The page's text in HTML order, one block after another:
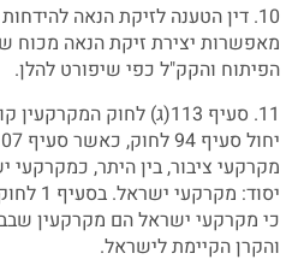
10. דין הטענה לזיקת הנאה
מאפשרות יצירת זיקת הנאה מכוח
הפיתוח והקק"ל כפי שיפורט להלן.
11. סעיף 113(ג) לחוק
מקרקעי ציבור, בין היתר,
יסוד:
כי מקרקעי ישראל הם מקרקעין
והקרן הקיימת לישראל.